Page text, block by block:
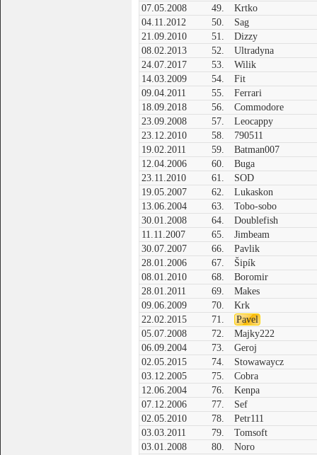
07.05.2008
49.
Krtko
04.11.2012
50.
Sag
21.09.2010
51.
Dizzy
08.02.2013
52.
Ultradyna
24.07.2017
53.
Wilik
14.03.2009
54.
Fit
09.04.2011
55.
Ferrari
18.09.2018
56.
Commodore
23.09.2008
57.
Leocappy
23.12.2010
58.
790511
19.02.2011
59.
Batman007
12.04.2006
60.
Buga
23.11.2010
61.
SOD
19.05.2007
62.
Lukaskon
13.06.2004
63.
Tobo-sobo
30.01.2008
64.
Doublefish
11.11.2007
65.
Jimbeam
30.07.2007
66.
Pavlik
28.01.2006
67.
Šipík
08.01.2010
68.
Boromir
28.01.2011
69.
Makes
09.06.2009
70.
Krk
22.02.2015
71.
Pavel
05.07.2008
72.
Majky222
06.09.2004
73.
Geroj
02.05.2015
74.
Stowawaycz
03.12.2005
75.
Cobra
12.06.2004
76.
Kenpa
07.12.2006
77.
Sef
02.05.2010
78.
Petr111
03.03.2011
79.
Tomsoft
03.01.2008
80.
Noro